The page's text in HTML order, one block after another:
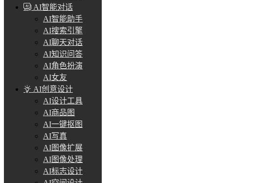
AI智能对话
AI智能助手
AI搜索引擎
AI聊天对话
AI知识问答
AI角色扮演
AI女友
AI创意设计
AI设计工具
AI商品图
AI一键抠图
AI写真
AI图像扩展
AI图像处理
AI标志设计